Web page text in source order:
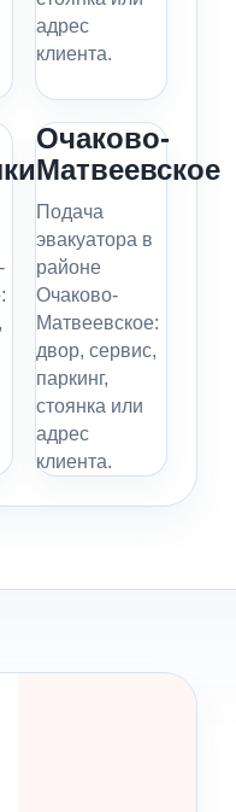
адрес
клиента.
Очаково-
Матвеевское
Подача
эвакуатора в
районе
Очаково-
Матвеевское:
двор, сервис,
паркинг,
стоянка или
адрес
клиента.